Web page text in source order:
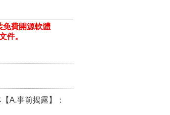
免費開源軟體
件。
A.事前揭露】：